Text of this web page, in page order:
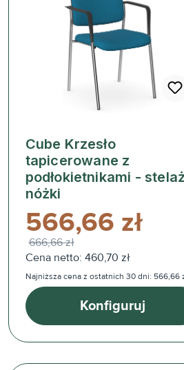
Cube Krzesło
tapicerowane z
podłokietnikami -
nóżki
566,66 zł
666,66 zł
Cena netto: 460,70 zł
Najniższa cena z ostatnich 30 dni: 566,66
Konfiguruj